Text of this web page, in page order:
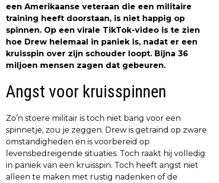
een Amerikaanse veteraan die een militaire
training heeft doorstaan, is niet happig op
spinnen. Op een virale TikTok-video is te zien
hoe Drew helemaal in paniek is, nadat er een
kruisspin over zijn schouder loopt. Bijna 36
miljoen mensen zagen dat gebeuren.
Angst voor kruisspinnen
Zo’n stoere militair is toch niet bang voor een
spinnetje, zou je zeggen. Drew is getraind op zware
omstandigheden en is voorbereid op
levensbedreigende situaties. Toch raakt hij volledig
in paniek van een kruisspin. Toch heeft angst niet
alleen te maken met rustig nadenken of de